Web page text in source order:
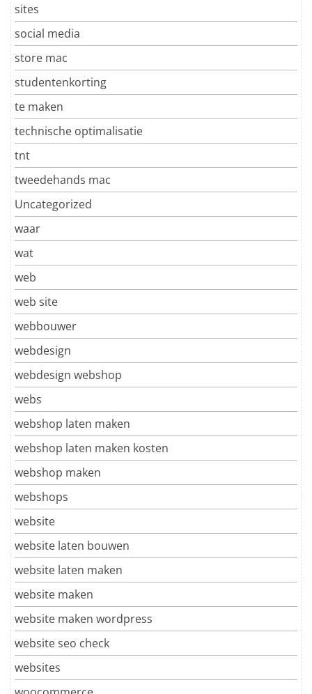
sites
social media
store mac
studentenkorting
te maken
technische optimalisatie
tnt
tweedehands mac
Uncategorized
waar
wat
web
web site
webbouwer
webdesign
webdesign webshop
webs
webshop laten maken
webshop laten maken kosten
webshop maken
webshops
website
website laten bouwen
website laten maken
website maken
website maken wordpress
website seo check
websites